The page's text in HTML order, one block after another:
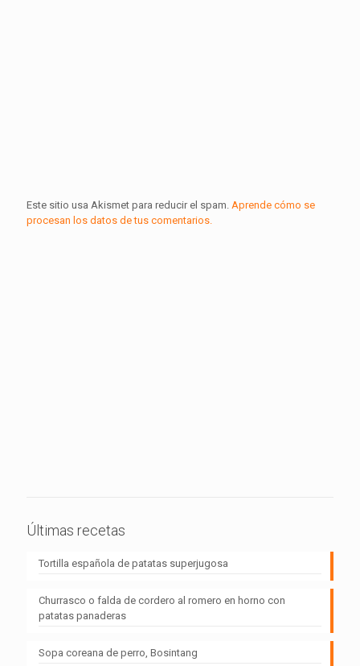
Este sitio usa Akismet para reducir el spam. Aprende cómo se
procesan los datos de tus comentarios.
Últimas recetas
Tortilla española de patatas superjugosa
Churrasco o falda de cordero al romero en horno con
patatas panaderas
Sopa coreana de perro, Bosintang